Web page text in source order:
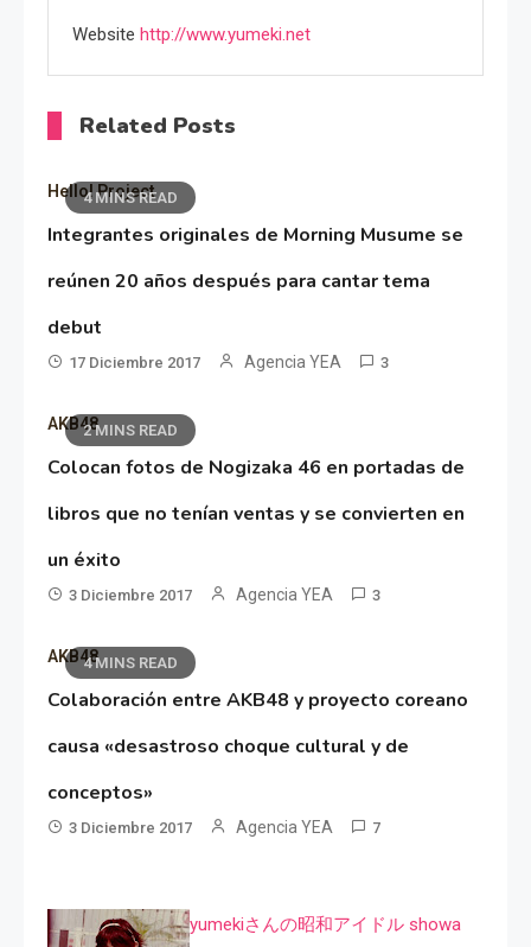
Website http://www.yumeki.net
Related Posts
4 MINS READ
Hello! Project
Integrantes originales de Morning Musume se
reúnen 20 años después para cantar tema
debut
17 Diciembre 2017 Agencia YEA 3
2 MINS READ
AKB48
Colocan fotos de Nogizaka 46 en portadas de
libros que no tenían ventas y se convierten en
un éxito
3 Diciembre 2017 Agencia YEA 3
4 MINS READ
AKB48
Colaboración entre AKB48 y proyecto coreano
causa «desastroso choque cultural y de
conceptos»
3 Diciembre 2017 Agencia YEA 7
yumekiさんの昭和アイドル showa